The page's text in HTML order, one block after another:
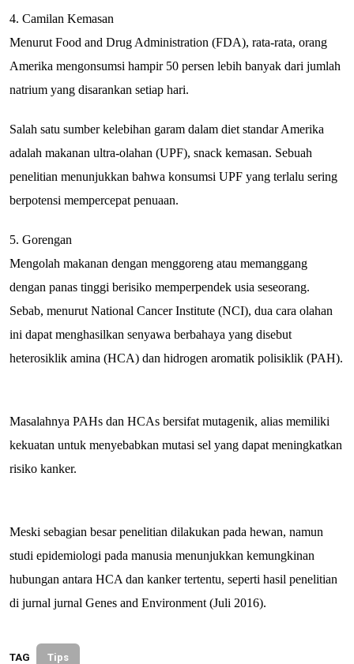
4. Camilan Kemasan
Menurut Food and Drug Administration (FDA), rata-rata, orang
Amerika mengonsumsi hampir 50 persen lebih banyak dari jumlah
natrium yang disarankan setiap hari.
Salah satu sumber kelebihan garam dalam diet standar Amerika
adalah makanan ultra-olahan (UPF), snack kemasan. Sebuah
penelitian menunjukkan bahwa konsumsi UPF yang terlalu sering
berpotensi mempercepat penuaan.
5. Gorengan
Mengolah makanan dengan menggoreng atau memanggang
dengan panas tinggi berisiko memperpendek usia seseorang.
Sebab, menurut National Cancer Institute (NCI), dua cara olahan
ini dapat menghasilkan senyawa berbahaya yang disebut
heterosiklik amina (HCA) dan hidrogen aromatik polisiklik (PAH).
Masalahnya PAHs dan HCAs bersifat mutagenik, alias memiliki
kekuatan untuk menyebabkan mutasi sel yang dapat meningkatkan
risiko kanker.
Meski sebagian besar penelitian dilakukan pada hewan, namun
studi epidemiologi pada manusia menunjukkan kemungkinan
hubungan antara HCA dan kanker tertentu, seperti hasil penelitian
di jurnal jurnal Genes and Environment (Juli 2016).
TAG Tips